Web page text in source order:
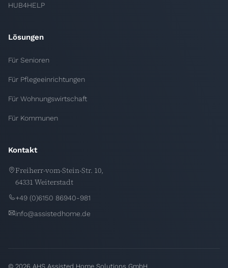
HUB4HELP
Lösungen
Für Senioren
Für Pflegeeinrichtungen
Für Wohnungswirtschaft
Für Kommunen
Kontakt
Freiherr-vom-Stein-Str. 10,
64331 Weiterstadt
+49 (0)6150 86940-981
info@assistedhome.de
© 2026 AHS Assisted Home Solutions GmbH